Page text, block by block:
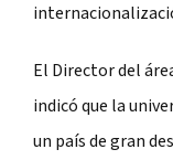
El Director del
indicó que la
un país de gran